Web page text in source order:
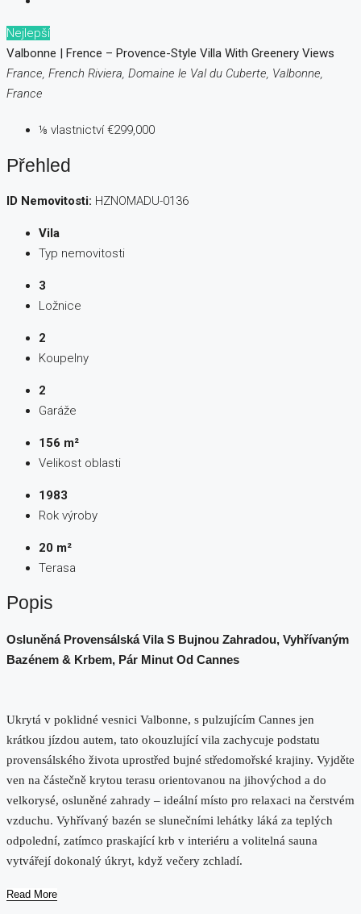
Nejlepší
Valbonne | Frence – Provence-Style Villa With Greenery Views
France, French Riviera, Domaine le Val du Cuberte, Valbonne,
France
⅛ vlastnictví€299,000
Přehled
ID Nemovitosti: HZNOMADU-0136
Vila
Typ nemovitosti
3
Ložnice
2
Koupelny
2
Garáže
156 m²
Velikost oblasti
1983
Rok výroby
20 m²
Terasa
Popis
Osluněná Provensálská Vila S Bujnou Zahradou, Vyhřívaným
Bazénem & Krbem, Pár Minut Od Cannes
Ukrytá v poklidné vesnici Valbonne, s pulzujícím Cannes jen
krátkou jízdou autem, tato okouzlující vila zachycuje podstatu
provensálského života uprostřed bujné středomořské krajiny. Vyjděte
ven na částečně krytou terasu orientovanou na jihovýchod a do
velkorysé, osluněné zahrady – ideální místo pro relaxaci na čerstvém
vzduchu. Vyhřívaný bazén se slunečními lehátky láká za teplých
odpolední, zatímco praskající krb v interiéru a volitelná sauna
vytvářejí dokonalý úkryt, když večery zchladí.
Read More